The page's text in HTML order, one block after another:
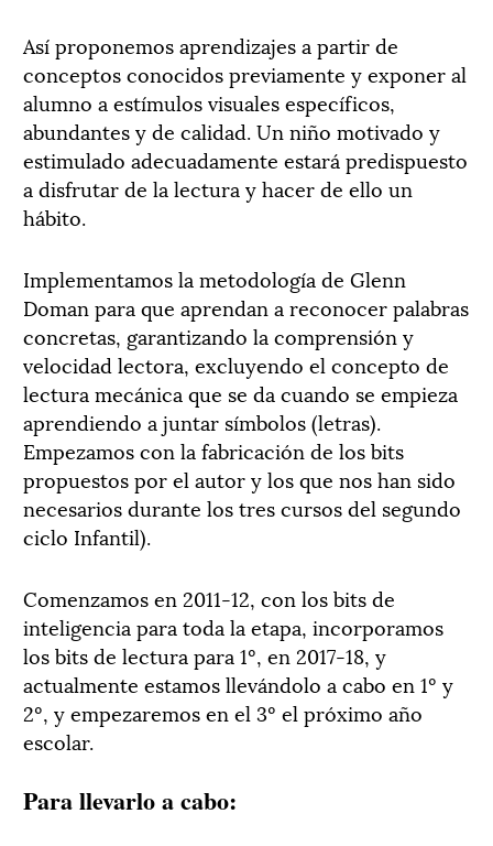
Así proponemos aprendizajes a partir de
conceptos conocidos previamente y exponer al
alumno a estímulos visuales específicos,
abundantes y de calidad. Un niño motivado y
estimulado adecuadamente estará predispuesto
a disfrutar de la lectura y hacer de ello un
hábito.
Implementamos la metodología de Glenn
Doman para que aprendan a reconocer palabras
concretas, garantizando la comprensión y
velocidad lectora, excluyendo el concepto de
lectura mecánica que se da cuando se empieza
aprendiendo a juntar símbolos (letras).
Empezamos con la fabricación de los bits
propuestos por el autor y los que nos han sido
necesarios durante los tres cursos del segundo
ciclo Infantil).
Comenzamos en 2011-12, con los bits de
inteligencia para toda la etapa, incorporamos
los bits de lectura para 1º, en 2017-18, y
actualmente estamos llevándolo a cabo en 1º y
2º, y empezaremos en el 3º el próximo año
escolar.
Para llevarlo a cabo: